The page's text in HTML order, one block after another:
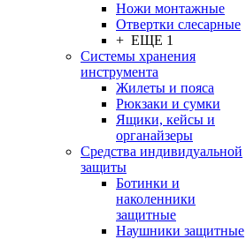
Ножи монтажные
Отвертки слесарные
+ ЕЩЕ 1
Системы хранения
инструмента
Жилеты и пояса
Рюкзаки и сумки
Ящики, кейсы и
органайзеры
Средства индивидуальной
защиты
Ботинки и
наколенники
защитные
Наушники защитные